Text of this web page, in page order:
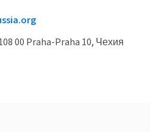
00 Praha-Praha 10, Чехия